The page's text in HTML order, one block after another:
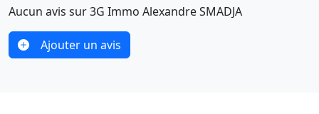
Aucun avis sur 3G Immo Alexandre SMADJA
Ajouter un avis